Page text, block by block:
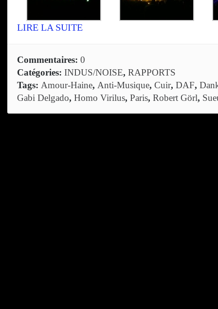
LIRE LA SUITE
Commentaires: 0
Catégories: INDUS/NOISE, RAPPORTS
Tags: Amour-Haine, Anti-Musique, Cuir, DAF,
Gabi Delgado, Homo Virilus, Paris, Robert Görl,